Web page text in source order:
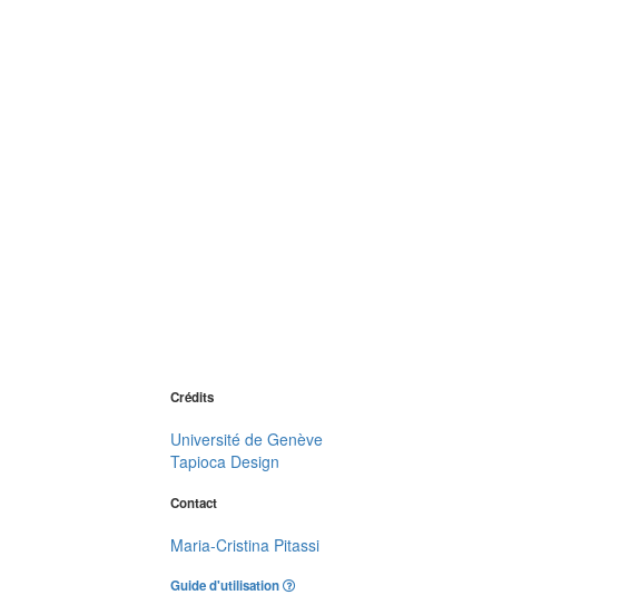
Crédits
Université de Genève
Tapioca Design
Contact
Maria-Cristina Pitassi
Guide d'utilisation